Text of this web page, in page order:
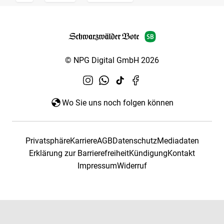
© NPG Digital GmbH 2026
Wo Sie uns noch folgen können
PrivatsphäreKarriereAGBDatenschutzMediadaten
Erklärung zur BarrierefreiheitKündigungKontakt
ImpressumWiderruf